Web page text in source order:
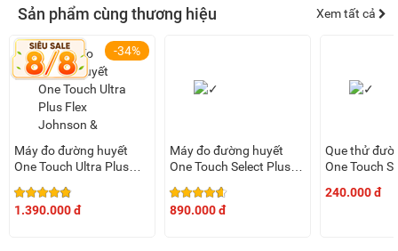
Sản phẩm cùng thương hiệu Xem tất cả
-34%
Máy đo đường huyết
One Touch Ultra Plus
1.390.000 đ
Máy đo đường huyết
One Touch Select Plus
890.000 đ
Que thử
One Touch
240.000 đ